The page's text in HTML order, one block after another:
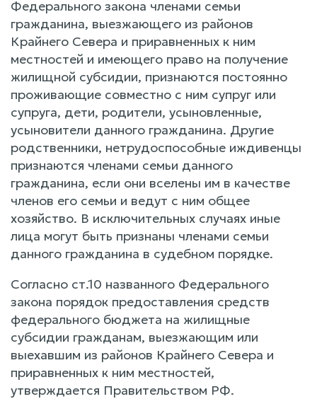
Федерального закона членами семьи
гражданина, выезжающего из районов
Крайнего Севера и приравненных к ним
местностей и имеющего право на получение
жилищной субсидии, признаются постоянно
проживающие совместно с ним супруг или
супруга, дети, родители, усыновленные,
усыновители данного гражданина. Другие
родственники, нетрудоспособные иждивенцы
признаются членами семьи данного
гражданина, если они вселены им в качестве
членов его семьи и ведут с ним общее
хозяйство. В исключительных случаях иные
лица могут быть признаны членами семьи
данного гражданина в судебном порядке.
Согласно ст.10 названного Федерального
закона порядок предоставления средств
федерального бюджета на жилищные
субсидии гражданам, выезжающим или
выехавшим из районов Крайнего Севера и
приравненных к ним местностей,
утверждается Правительством РФ.